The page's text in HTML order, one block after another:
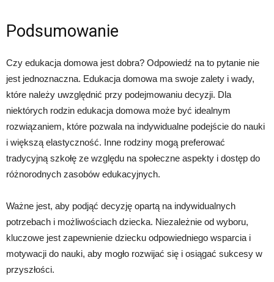
Podsumowanie
Czy edukacja domowa jest dobra? Odpowiedź na to pytanie nie
jest jednoznaczna. Edukacja domowa ma swoje zalety i wady,
które należy uwzględnić przy podejmowaniu decyzji. Dla
niektórych rodzin edukacja domowa może być idealnym
rozwiązaniem, które pozwala na indywidualne podejście do nauki
i większą elastyczność. Inne rodziny mogą preferować
tradycyjną szkołę ze względu na społeczne aspekty i dostęp do
różnorodnych zasobów edukacyjnych.
Ważne jest, aby podjąć decyzję opartą na indywidualnych
potrzebach i możliwościach dziecka. Niezależnie od wyboru,
kluczowe jest zapewnienie dziecku odpowiedniego wsparcia i
motywacji do nauki, aby mogło rozwijać się i osiągać sukcesy w
przyszłości.